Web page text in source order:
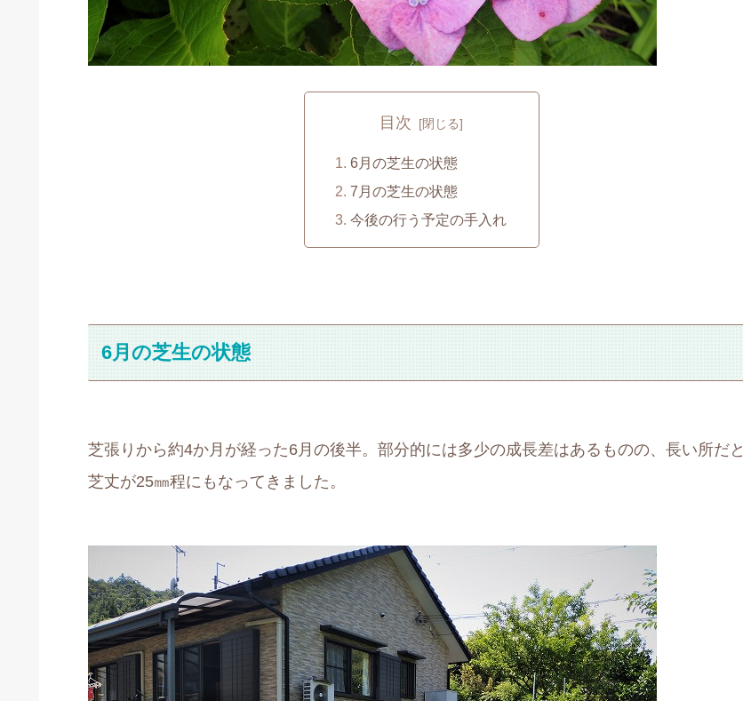
目次
6月の芝生の状態
7月の芝生の状態
今後の行う予定の手入れ
6月の芝生の状態
芝張りから約4か月が経った6月の後半。部分的には多少の成長差はあるものの、長い所だと
芝丈が25㎜程にもなってきました。